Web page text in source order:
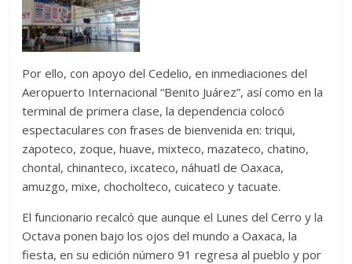
Por ello, con apoyo del Cedelio, en inmediaciones del
Aeropuerto Internacional “Benito Juárez”, así como en la
terminal de primera clase, la dependencia colocó
espectaculares con frases de bienvenida en: triqui,
zapoteco, zoque, huave, mixteco, mazateco, chatino,
chontal, chinanteco, ixcateco, náhuatl de Oaxaca,
amuzgo, mixe, chocholteco, cuicateco y tacuate.
El funcionario recalcó que aunque el Lunes del Cerro y la
Octava ponen bajo los ojos del mundo a Oaxaca, la
fiesta, en su edición número 91 regresa al pueblo y por